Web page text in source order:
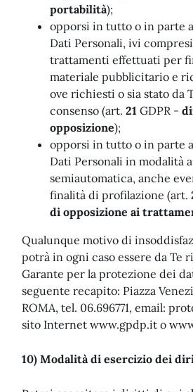
portabilità);
opporsi in tutto o in parte
Dati Personali, ivi
trattamenti effettuati per
materiale pubblicitario e
ove richiesti o sia stato da
consenso (art. 21 GDPR -
opposizione);
opporsi in tutto o in parte
Dati Personali in modalità
semiautomatica, anche
finalità di profilazione (art.
di opposizione ai
Qualunque motivo di
potrà in ogni caso essere da Te
Garante per la protezione dei
seguente recapito: Piazza
ROMA, tel. 06.696771, email:
sito Internet www.gpdp.it o
10) Modalità di esercizio dei